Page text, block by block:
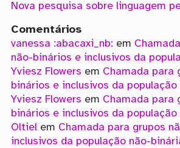
Nova pesquisa sobre linguagem
Comentários
vanessa :abacaxi_nb: em
não-binários e inclusivos da
Yviesz Flowers em Chamada para
binários e inclusivos da
Yviesz Flowers em Chamada para
binários e inclusivos da
Oltielem Chamada para grupos
inclusivos da população não-